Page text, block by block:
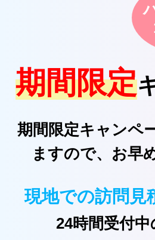
期間限定
期間限定キャンペ
ますので、お早
現地での訪問見
24時間受付